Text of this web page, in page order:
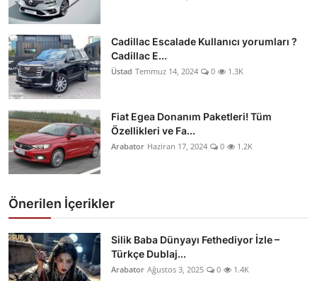
Cadillac Escalade Kullanıcı yorumları ?
Cadillac E...
Üstad Temmuz 14, 2024 0 1.3K
Fiat Egea Donanım Paketleri! Tüm
Özellikleri ve Fa...
Arabator Haziran 17, 2024 0 1.2K
Önerilen İçerikler
Silik Baba Dünyayı Fethediyor İzle –
Türkçe Dublaj...
Arabator Ağustos 3, 2025 0 1.4K